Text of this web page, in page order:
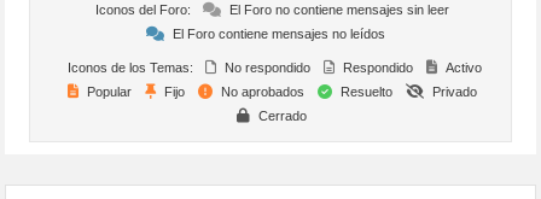
Iconos del Foro:
El Foro no contiene mensajes sin leer
El Foro contiene mensajes no leídos
Iconos de los Temas: No respondido Respondido
Activo
Popular
Fijo No aprobados Resuelto
Privado
Cerrado